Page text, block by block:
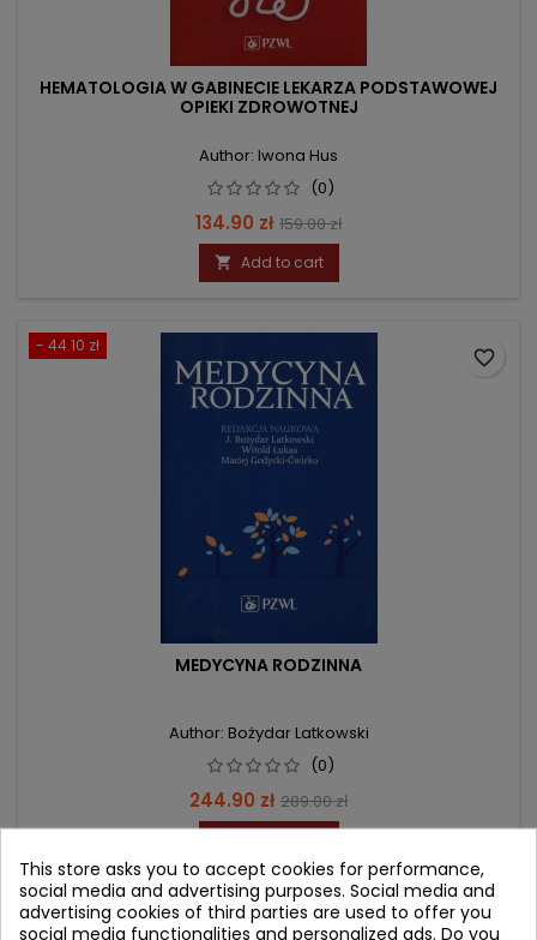
HEMATOLOGIA W GABINECIE LEKARZA PODSTAWOWEJ
OPIEKI ZDROWOTNEJ
Author: Iwona Hus
(0)
Price
134.90 zł Regular
price
159.00 zł
 Add to cart
- 44.10 zł
MEDYCYNA RODZINNA
Author: Bożydar Latkowski
(0)
Price
244.90 zł Regular
price
289.00 zł
favorite_border
This store asks you to accept cookies for performance,
social media and advertising purposes. Social media and
advertising cookies of third parties are used to offer you
social media functionalities and personalized ads. Do you